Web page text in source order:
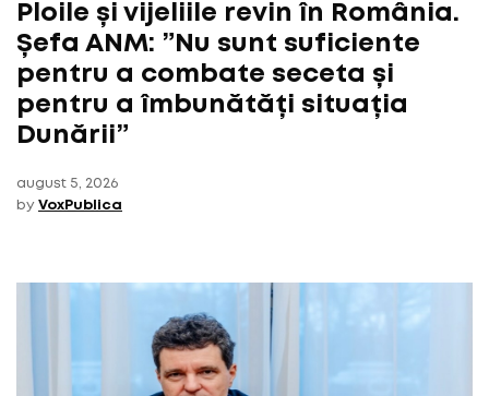
Ploile și vijeliile revin în România.
Șefa ANM: ”Nu sunt suficiente
pentru a combate seceta și
pentru a îmbunătăți situația
Dunării”
august 5, 2026
by VoxPublica